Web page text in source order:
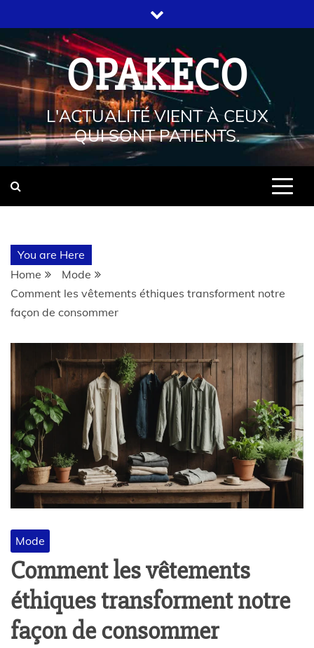
OPAKECO
L'ACTUALITÉ VIENT À CEUX
QUI SONT PATIENTS.
You are Here
Home
Mode
Comment les vêtements éthiques transforment notre
façon de consommer
Mode
Comment les vêtements
éthiques transforment notre
façon de consommer